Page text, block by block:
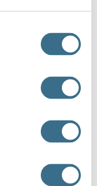
Pour protéger la
simples
nature